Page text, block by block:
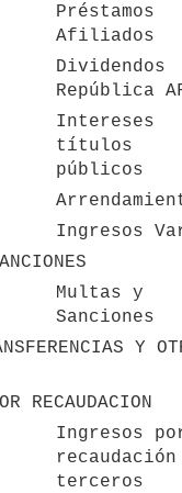
Préstamos
Afiliados
Dividendos
República
Intereses
títulos
públicos
Ingresos
Multas y
Sanciones
Y
RECAUDACION
Ingresos
terceros